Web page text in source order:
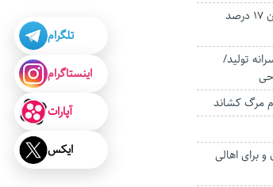
آمار بستری‌ بیماران کرونایی در گلستان ۱۷ درصد
سرانه تولید/
مرگ کشاند
و برای اهالی
تلگرام
اینستاگرام
آپارات
ایکس